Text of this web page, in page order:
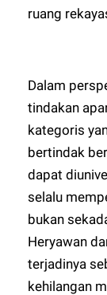
ruang
Dalam
tindakan
kategoris
bertindak
dapat
selalu
bukan
Heryawan
terjadinya
kehilangan